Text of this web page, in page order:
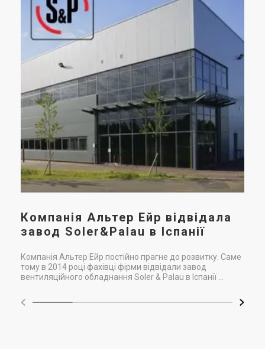
Ціна
66 006 грн
Купити
50 767 грн
Компанія Альтер Ейр відвідала
завод Soler&Palau в Іспанії
Компанія Альтер Ейр постійно прагне до розвитку. Саме
тому в 2014 році фахівці фірми відвідали завод
вентиляційного обладнання Soler & Palau в Іспанії ...